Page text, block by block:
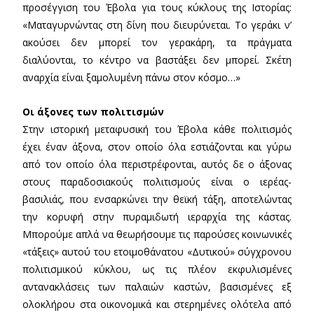
προσέγγιση του Έβολα για τους κύκλους της Ιστορίας:
«Ματαγυρνώντας στη δίνη που διευρύνεται. Το γεράκι ν’
ακούσει δεν μπορεί τον γερακάρη, τα πράγματα
διαλύονται, το κέντρο να βαστάξει δεν μπορεί. Σκέτη
αναρχία είναι ξαμολυμένη πάνω στον κόσμο…»
Οι άξονες των πολιτισμών
Στην ιστορική μεταφυσική του Έβολα κάθε πολιτισμός
έχει έναν άξονα, στον οποίο όλα εστιάζονται και γύρω
από τον οποίο όλα περιστρέφονται, αυτός δε ο άξονας
στους παραδοσιακούς πολιτισμούς είναι ο ιερέας-
βασιλιάς, που ενσαρκώνει την θεϊκή τάξη, αποτελώντας
την κορυφή στην πυραμιδωτή ιεραρχία της κάστας.
Μπορούμε απλά να θεωρήσουμε τις παρούσες κοινωνικές
«τάξεις» αυτού του ετοιμοθάνατου «Δυτικού» σύγχρονου
πολιτισμικού κύκλου, ως τις πλέον εκφυλισμένες
αντανακλάσεις των παλαιών καστών, βασισμένες εξ
ολοκλήρου στα οικονομικά και στερημένες ολότελα από